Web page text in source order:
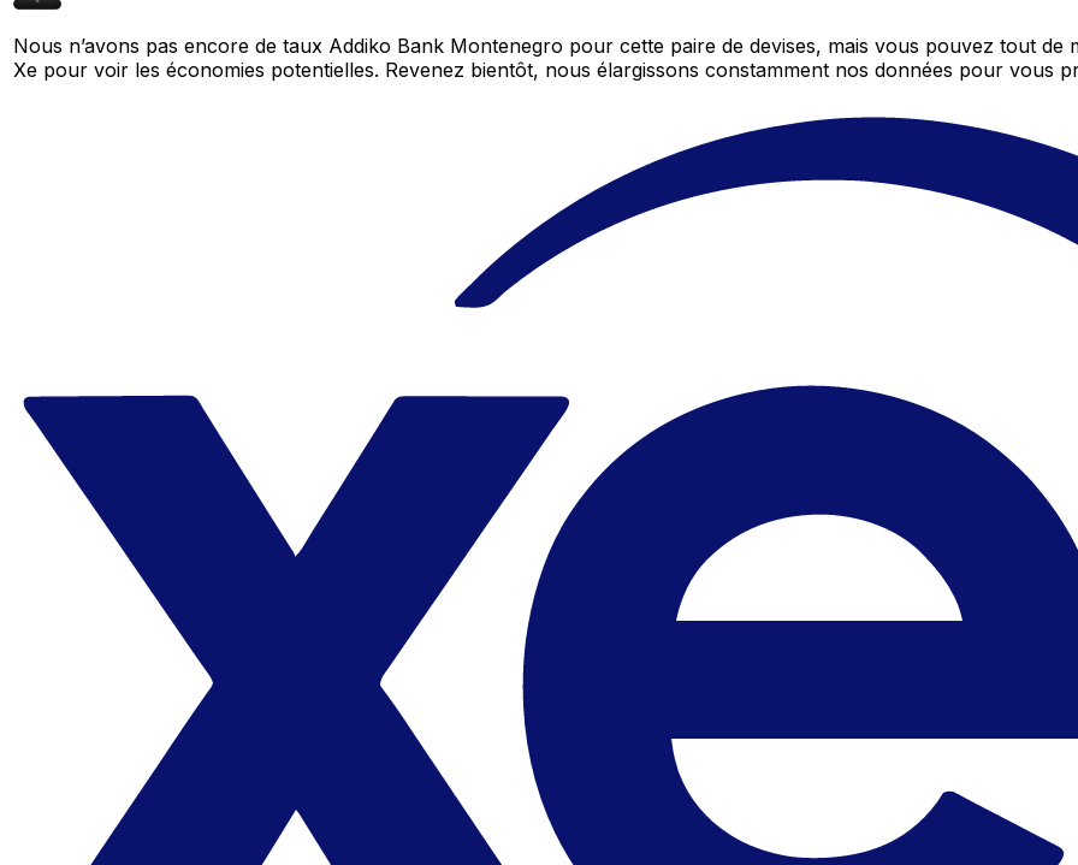
Nous n’avons pas encore de taux Addiko Bank Montenegro pour cette paire de devises, mais vous pouvez tout
Xe pour voir les économies potentielles. Revenez bientôt, nous élargissons constamment nos données pour vous